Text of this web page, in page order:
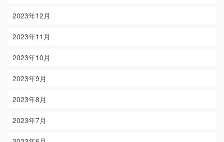
2023年12月
2023年11月
2023年10月
2023年9月
2023年8月
2023年7月